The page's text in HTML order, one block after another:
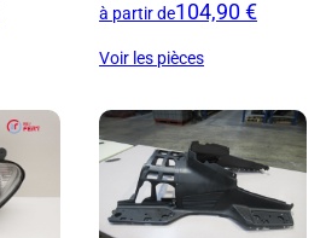
à partir de104,90 €
Voir les pièces